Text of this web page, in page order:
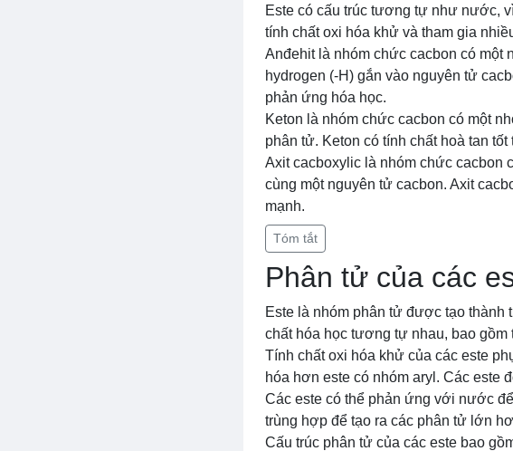
Este có cấu trúc tương tự như nước,
tính chất oxi hóa khử và tham gia
Anđehit là nhóm chức cacbon có một
hydrogen (-H) gắn vào nguyên tử
phản ứng hóa học.
Keton là nhóm chức cacbon có một
phân tử. Keton có tính chất hoà tan
Axit cacboxylic là nhóm chức cacbon
cùng một nguyên tử cacbon. Axit
mạnh.
Tóm tắt
Phân tử của các
Este là nhóm phân tử được tạo thành
chất hóa học tương tự nhau, bao
Tính chất oxi hóa khử của các este
hóa hơn este có nhóm aryl. Các este
Các este có thể phản ứng với nước
trùng hợp để tạo ra các phân tử lớn
Cấu trúc phân tử của các este bao